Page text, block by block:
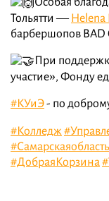
Тольятти —Helena
барбершопов BAD
При
участие», Фонду
#КУиЭ- по
#Колледж
#Самарскаяобласть
#ДобраяКорзина